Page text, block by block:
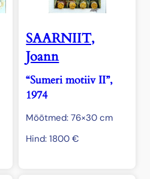
SAARNIIT,
Joann
“Sumeri motiiv II”,
1974
Mõõtmed: 76×30 cm
Hind:1800€